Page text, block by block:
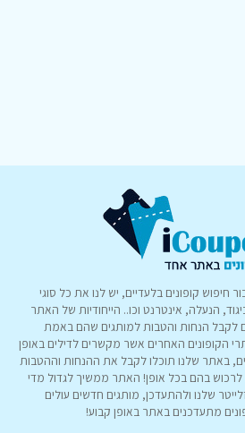
חיפוש קופונים בלעדיים, יש לנו את כל סוגי
הנעלה, אינטרנט וכו.. הייחודיות של האתר
לקבל הנחות והטבות למותגים שהם באמת
הקופונים האחרים אשר מקשרים לדילים באופן
באתר שלנו תוכלו לקבל את ההנחות וההטבות
לרכוש בהם בכל אופן! האתר ממשיך לגדול מדי
שלנו ולהתעדכן, מותגים חדשים עולים
מתעדכנים באתר באופן קבוע!